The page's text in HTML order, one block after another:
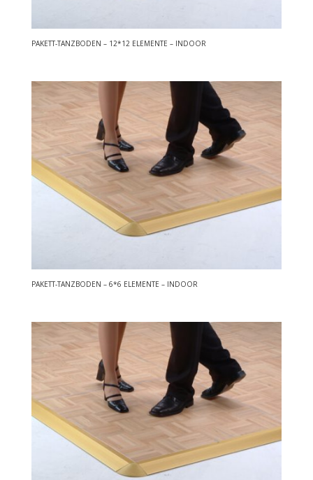
PAKETT-TANZBODEN – 12*12 ELEMENTE – INDOOR
PAKETT-TANZBODEN – 6*6 ELEMENTE – INDOOR